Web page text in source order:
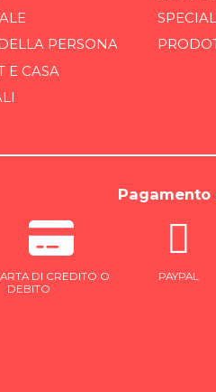
PERSONA
E CASA
Pagamento
DI CREDITO O
DEBITO
PAYPAL